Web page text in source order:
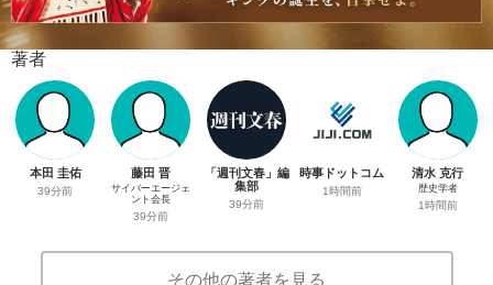
著者
本田 圭佑
39分前
藤田 晋
サイバーエージェ
ント会長
39分前
「週刊文春」編
集部
39分前
時事ドットコム
1時間前
清水 克行
歴史学者
1時間前
その他の著者を見る